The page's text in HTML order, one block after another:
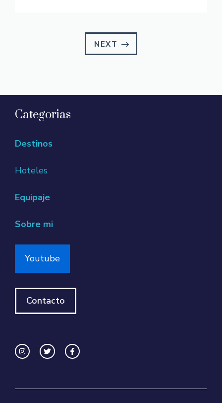
NEXT
Categorias
Destinos
Hoteles
Equipaje
Sobre mi
Youtube
Contacto